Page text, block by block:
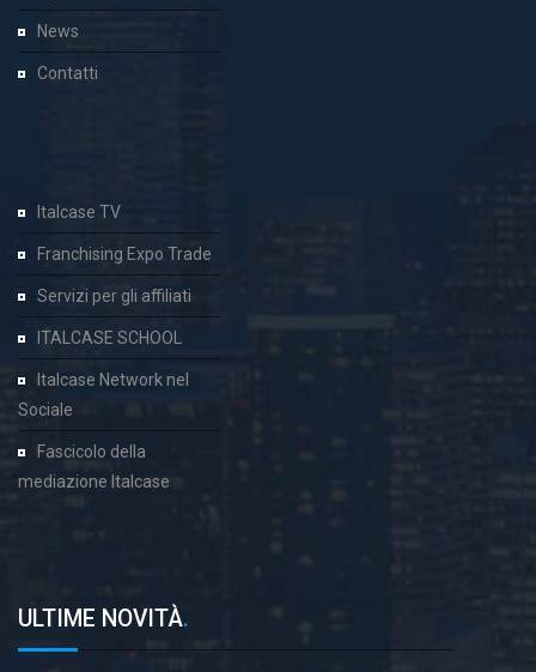
News
Contatti
Italcase TV
Franchising Expo Trade
Servizi per gli affiliati
ITALCASE SCHOOL
Italcase Network nel
Sociale
Fascicolo della
mediazione Italcase
ULTIME NOVITÀ.